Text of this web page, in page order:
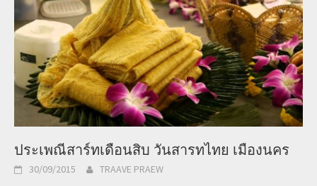
ประเพณีสาร์ทเดือนสิบ วันสารทไทย เมืองนคร
30/09/2015 TRAAVE PRAEW